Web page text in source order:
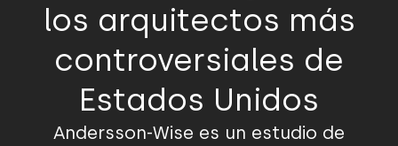
los arquitectos más
controversiales de
Estados Unidos
Andersson-Wise es un estudio de